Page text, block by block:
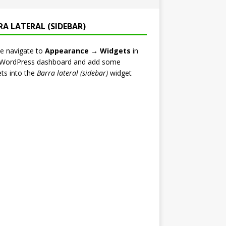
LATERAL (SIDEBAR)
navigate to Appearance → Widgets in
dashboard and add some
into the Barra lateral (sidebar)widget